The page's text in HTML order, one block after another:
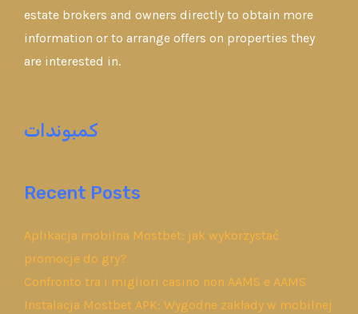
estate brokers and owners directly to obtain more
information or to arrange offers on properties they
are interested in.
كمبوندات
Recent Posts
Aplikacja mobilna Mostbet: jak wykorzystać
promocje do gry?
Confronto tra i migliori casino non AAMS e AAMS
Instalacja Mostbet APK: Wygodne zakłady w mobilnej